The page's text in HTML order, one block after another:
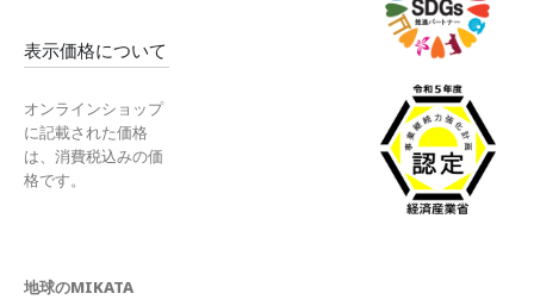
表示価格について
オンラインショップ
に記載された価格
は、消費税込みの価
格です。
地球のMIKATA